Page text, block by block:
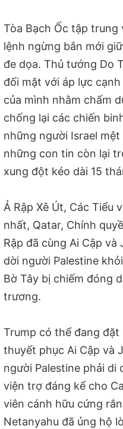
Tòa Bạch Ốc tập trung
lệnh ngừng bắn mới
đe dọa. Thủ tướng Do
đối mặt với áp lực
của mình nhằm chấm
chống lại các chiến
những người Israel
những con tin còn lại
xung đột kéo dài 15
Ả Rập Xê Út, Các Tiểu
nhất, Qatar, Chính
Rập đã cùng Ai Cập
dời người Palestine
Bờ Tây bị chiếm đóng
trương.
Trump có thể đang
thuyết phục Ai Cập và
người Palestine phải di
viện trợ đáng kể cho
viên cánh hữu cứng
Netanyahu đã ủng hộ